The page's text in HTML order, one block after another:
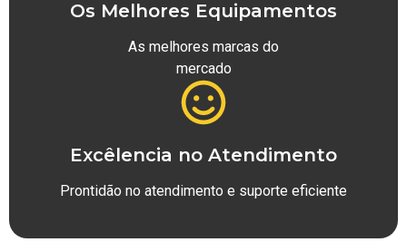
Os Melhores Equipamentos
As melhores marcas do
mercado
Excêlencia no Atendimento
Prontidão no atendimento e suporte eficiente